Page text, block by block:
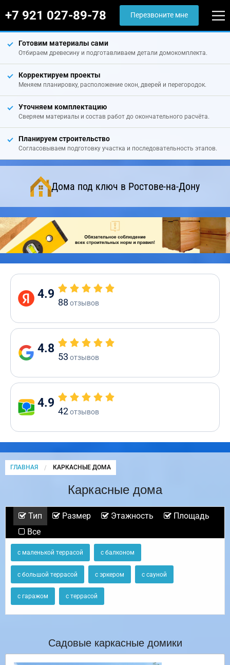
+7 921 027-89-78 Перезвоните мне
Готовим материалы сами
Отбираем древесину и подготавливаем детали домокомплекта.
Корректируем проекты
Меняем планировку, расположение окон, дверей и перегородок.
Уточняем комплектацию
Сверяем материалы и состав работ до окончательного расчёта.
Планируем строительство
Согласовываем подготовку участка и последовательность этапов.
Дома под ключ в Ростове-на-Дону
4.9
88 отзывов
4.8
53 отзывов
4.9
42отзывов
ГЛАВНАЯ CURRENT:
КАРКАСНЫЕ ДОМА
Каркасные дома
Тип Размер Этажность
Площадь
Все
с маленькой террасой с балконом
с большой террасой с эркером с сауной
с гаражом с террасой
Садовые каркасные домики